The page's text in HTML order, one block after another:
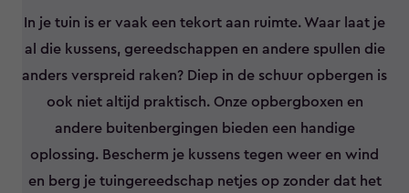
In je tuin is er vaak een tekort aan ruimte. Waar laat je
al die kussens, gereedschappen en andere spullen die
anders verspreid raken? Diep in de schuur opbergen is
ook niet altijd praktisch. Onze opbergboxen en
andere buitenbergingen bieden een handige
oplossing. Bescherm je kussens tegen weer en wind
en berg je tuingereedschap netjes op zonder dat het